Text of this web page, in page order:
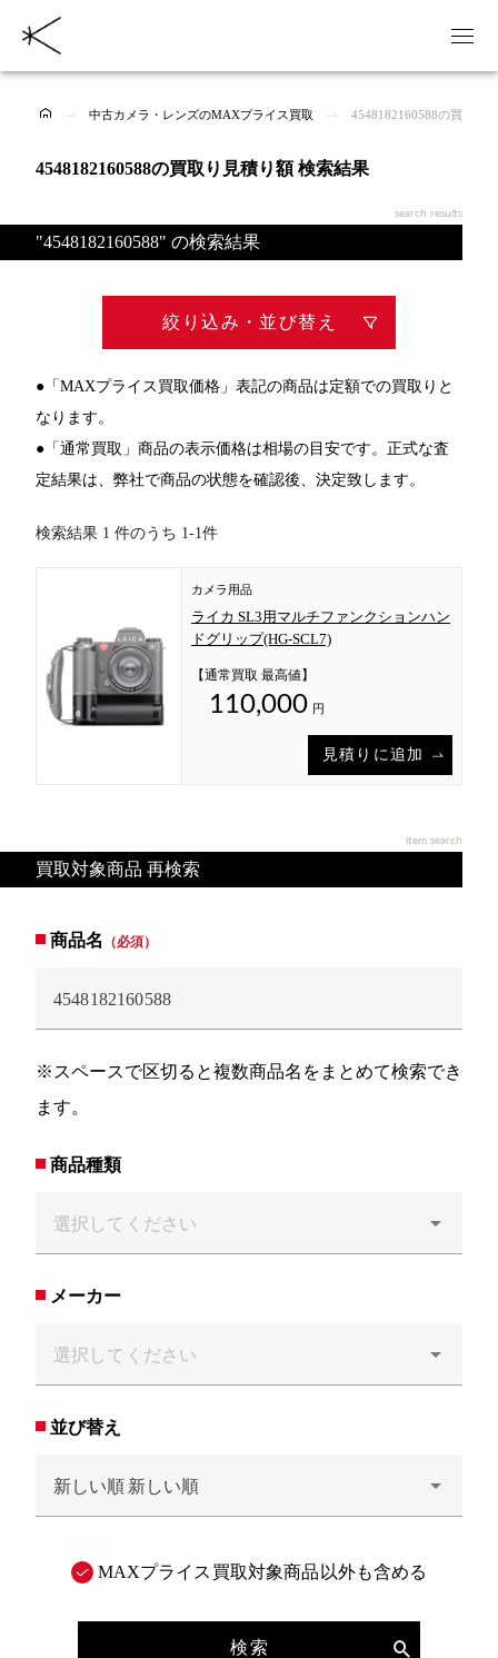
中古カメラ・レンズのMAXプライス買取 4548182160588の買取り
4548182160588の買取り見積り額 検索結果
search results
"4548182160588" の検索結果
絞り込み・並び替え
●「MAXプライス買取価格」表記の商品は定額での買取りと
なります。
●「通常買取」商品の表示価格は相場の目安です。正式な査
定結果は、弊社で商品の状態を確認後、決定致します。
検索結果 1 件のうち 1-1件
カメラ用品
ライカ SL3用マルチファンクションハン
ドグリップ(HG-SCL7)
【通常買取 最高値】
110,000 円
見積りに追加
item search
買取対象商品 再検索
商品名 （必須）
※スペースで区切ると複数商品名をまとめて検索でき
ます。
商品種類
メーカー
並び替え
新しい順 新しい順
MAXプライス買取対象商品以外も含める
検索